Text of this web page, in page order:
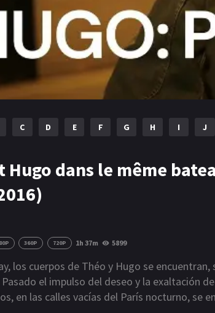
C D E F G H I J
Hugo dans le même
360P 720P 1h 37m 5899
los cuerpos de Théo y Hugo se
el impulso del deseo y la exaltación
en las calles vacías del París nocturno, se